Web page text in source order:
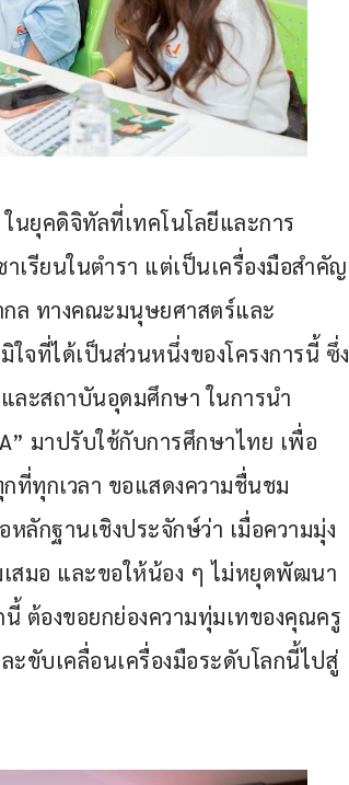
นยุคดิจิทัลที่เทคโนโลยีและการ
รียนในตำรา แต่เป็นเครื่องมือสำคัญ
กล ทางคณะมนุษยศาสตร์และ
จที่ได้เป็นส่วนหนึ่งของโครงการนี้ ซึ่ง
ละสถาบันอุดมศึกษา ในการนำ
มาปรับใช้กับการศึกษาไทย เพื่อ
ที่ทุกเวลา ขอแสดงความชื่นชม
ลักฐานเชิงประจักษ์ว่า เมื่อความมุ่ง
สมอ และขอให้น้อง ๆ ไม่หยุดพัฒนา
ต้องขอยกย่องความทุ่มเทของคุณครู
ขับเคลื่อนเครื่องมือระดับโลกนี้ไปสู่